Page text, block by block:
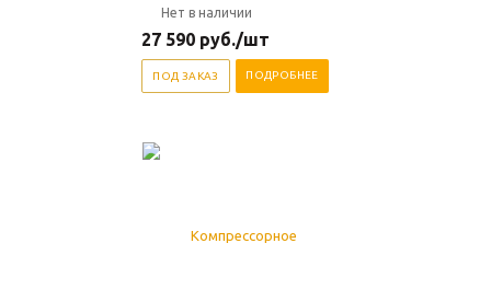
Нет в наличии
27 590 руб./шт
ПОД ЗАКАЗ ПОДРОБНЕЕ